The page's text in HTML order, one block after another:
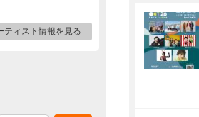
ティスト情報を見る